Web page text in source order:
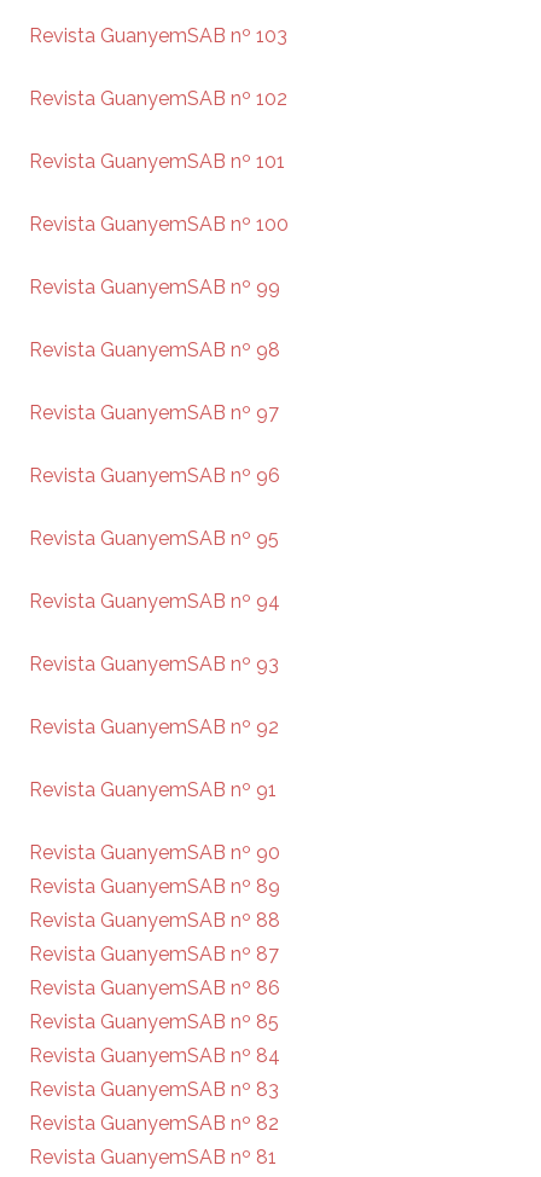
Revista GuanyemSAB nº 103
Revista GuanyemSAB nº 102
Revista GuanyemSAB nº 101
Revista GuanyemSAB nº 100
Revista GuanyemSAB nº 99
Revista GuanyemSAB nº 98
Revista GuanyemSAB nº 97
Revista GuanyemSAB nº 96
Revista GuanyemSAB nº 95
Revista GuanyemSAB nº 94
Revista GuanyemSAB nº 93
Revista GuanyemSAB nº 92
Revista GuanyemSAB nº 91
Revista GuanyemSAB nº 90
Revista GuanyemSAB nº 89
Revista GuanyemSAB nº 88
Revista GuanyemSAB nº 87
Revista GuanyemSAB nº 86
Revista GuanyemSAB nº 85
Revista GuanyemSAB nº 84
Revista GuanyemSAB nº 83
Revista GuanyemSAB nº 82
Revista GuanyemSAB nº 81